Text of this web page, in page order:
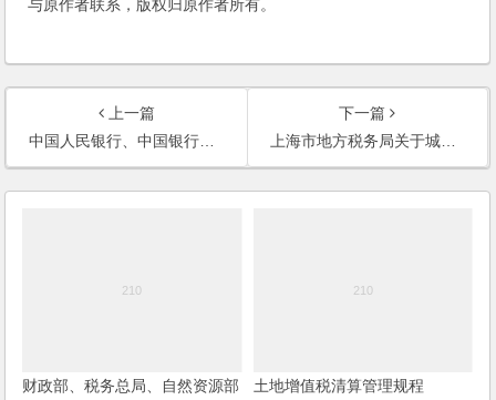
与原作者联系，版权归原作者所有。
上一篇
中国人民银行、中国银行业监督管理委员会关于加强商业性房地产信贷管理的通知
下一篇
上海市地方税务局关于城镇土地使用税征收管理有关问题的通知
财政部、税务总局、自然资源部
土地增值税清算管理规程